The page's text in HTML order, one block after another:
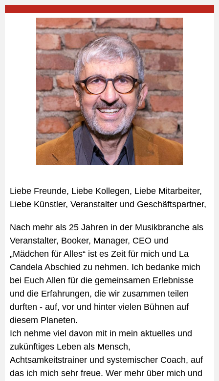
Liebe Freunde, Liebe Kollegen, Liebe Mitarbeiter,
Liebe Künstler, Veranstalter und Geschäftspartner,
Nach mehr als 25 Jahren in der Musikbranche als
Veranstalter, Booker, Manager, CEO und
„Mädchen für Alles“ ist es Zeit für mich und La
Candela Abschied zu nehmen. Ich bedanke mich
bei Euch Allen für die gemeinsamen Erlebnisse
und die Erfahrungen, die wir zusammen teilen
durften - auf, vor und hinter vielen Bühnen auf
diesem Planeten.
Ich nehme viel davon mit in mein aktuelles und
zukünftiges Leben als Mensch,
Achtsamkeitstrainer und systemischer Coach, auf
das ich mich sehr freue. Wer mehr über mich und